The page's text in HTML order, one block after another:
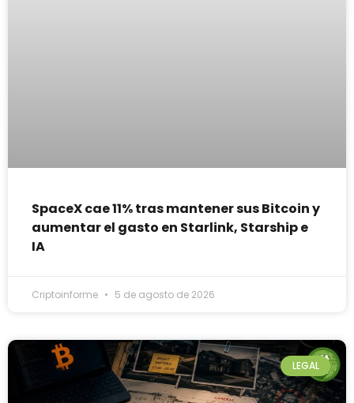
SpaceX cae 11% tras mantener sus Bitcoin y
aumentar el gasto en Starlink, Starship e
IA
Criptoinforme 5 de agosto de 2026
LEGAL